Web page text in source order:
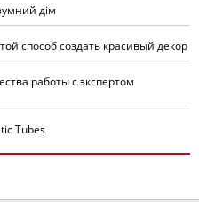
дім
способ создать красивый декор
работы с экспертом
Tubes